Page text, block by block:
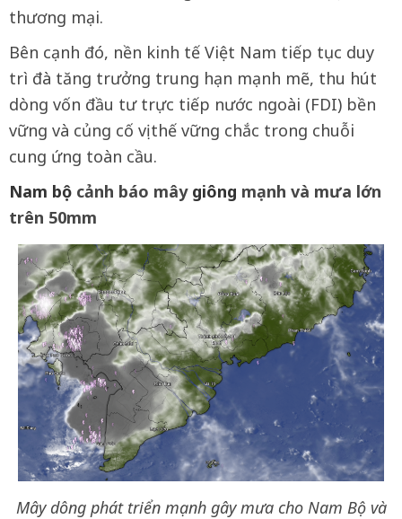
thương mại.
Bên cạnh đó, nền kinh tế Việt Nam tiếp tục duy
trì đà tăng trưởng trung hạn mạnh mẽ, thu hút
dòng vốn đầu tư trực tiếp nước ngoài (FDI) bền
vững và củng cố vị thế vững chắc trong chuỗi
cung ứng toàn cầu.
Nam bộ cảnh báo mâygiông mạnh và mưa lớn
trên 50mm
Mây dông phát triển mạnh gây mưa cho Nam Bộ và